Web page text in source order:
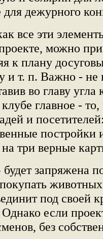
дежурного
все эти
можно
к плану
и т. п. Важно - не
во главу угла
главное - то,
и
постройки
на три верные
будет запряжена
под своей
если
без